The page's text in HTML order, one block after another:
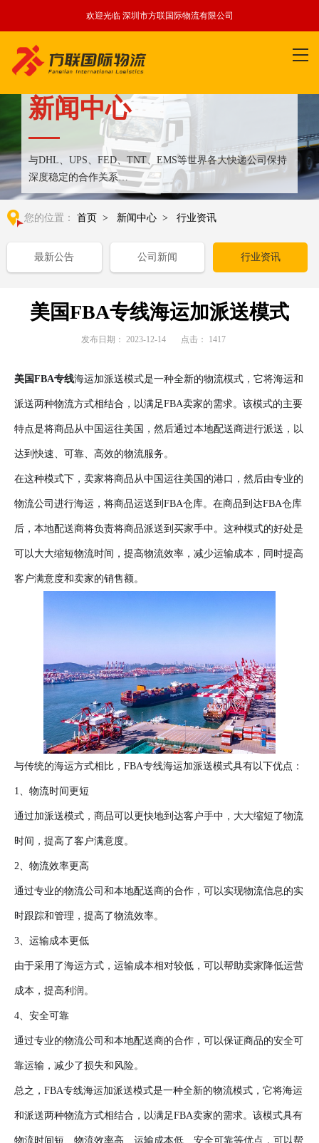
欢迎光临 深圳市方联国际物流有限公司
新闻中心
与DHL、UPS、FED、TNT、EMS等世界各大快递公司保持
深度稳定的合作关系
整合全球优质物流运输资源,满足国内外客户更多个性化需求
您的位置： 首页 > 新闻中心 > 行业资讯
最新公告 公司新闻 行业资讯
美国FBA专线海运加派送模式
发布日期： 2023-12-14 点击： 1417
美国FBA专线海运加派送模式是一种全新的物流模式，它将海运和
派送两种物流方式相结合，以满足FBA卖家的需求。该模式的主要
特点是将商品从中国运往美国，然后通过本地配送商进行派送，以
达到快速、可靠、高效的物流服务。
在这种模式下，卖家将商品从中国运往美国的港口，然后由专业的
物流公司进行海运，将商品运送到FBA仓库。在商品到达FBA仓库
后，本地配送商将负责将商品派送到买家手中。这种模式的好处是
可以大大缩短物流时间，提高物流效率，减少运输成本，同时提高
客户满意度和卖家的销售额。
与传统的海运方式相比，FBA专线海运加派送模式具有以下优点：
1、物流时间更短
通过加派送模式，商品可以更快地到达客户手中，大大缩短了物流
时间，提高了客户满意度。
2、物流效率更高
通过专业的物流公司和本地配送商的合作，可以实现物流信息的实
时跟踪和管理，提高了物流效率。
3、运输成本更低
由于采用了海运方式，运输成本相对较低，可以帮助卖家降低运营
成本，提高利润。
4、安全可靠
通过专业的物流公司和本地配送商的合作，可以保证商品的安全可
靠运输，减少了损失和风险。
总之，FBA专线海运加派送模式是一种全新的物流模式，它将海运
和派送两种物流方式相结合，以满足FBA卖家的需求。该模式具有
物流时间短、物流效率高、运输成本低、安全可靠等优点，可以帮